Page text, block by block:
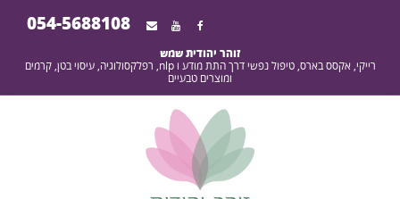
054-5688108
זוהר יהודית שמש
רייקי, אקסס בארס, טיפול נפשי דרך התת מודע ו nlp, רפלקסולוגיה, עיסוי בטן, קרמים
ומוצרים טבעיים